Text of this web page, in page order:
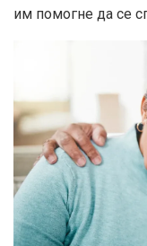
им помогне да се